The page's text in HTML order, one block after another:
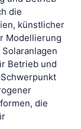
die
künstlicher
Modellierung
Betrieb und
die